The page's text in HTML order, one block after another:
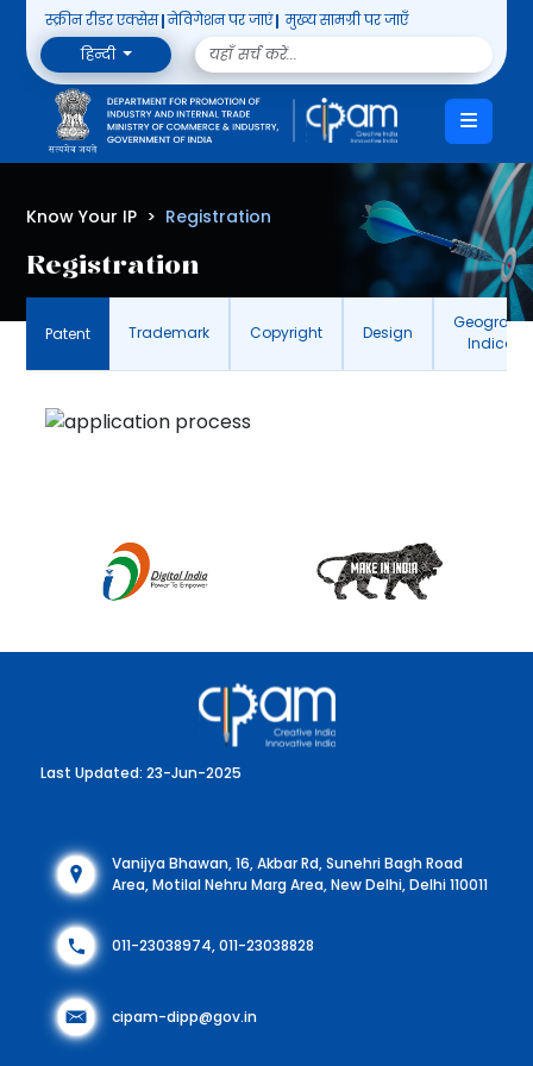
स्क्रीन रीडर एक्सेस नेविगेशन पर जाएं
मुख्य सामग्री पर जाएँ
हिन्दी
Know Your IP Registration
Registration
Patent Trademark Copyright Design
Last Updated: 23-Jun-2025
Vanijya Bhawan, 16, Akbar Rd, Sunehri Bagh Road
Area, Motilal Nehru Marg Area, New Delhi, Delhi 110011
011-23038974, 011-23038828
cipam-dipp@gov.in